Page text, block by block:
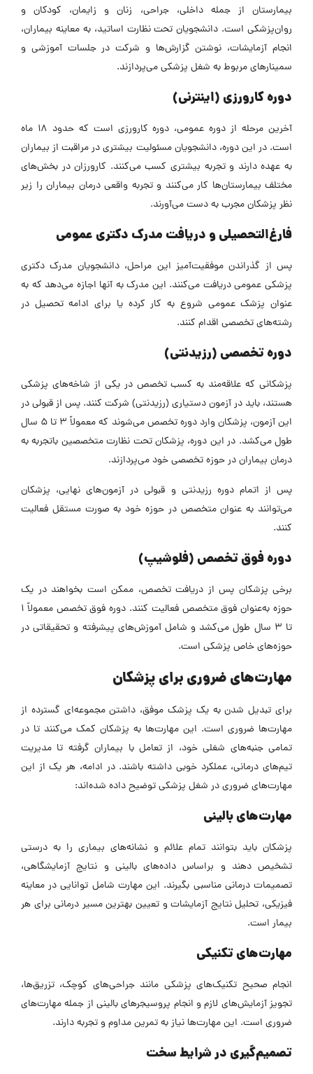
بیمارستان از جمله داخلی، جراحی، زنان و زایمان، کودکان و
روان‌پزشکی است. دانشجویان تحت نظارت اساتید، به معاینه بیماران،
انجام آزمایشات، نوشتن گزارش‌ها و شرکت در جلسات آموزشی و
سمینارهای مربوط به شغل پزشکی می‌پردازند.
دوره کارورزی (اینترنی)
آخرین مرحله از دوره عمومی، دوره کارورزی است که حدود 18 ماه
است. در این دوره، دانشجویان مسئولیت بیشتری در مراقبت از بیماران
به عهده دارند و تجربه بیشتری کسب می‌کنند. کارورزان در بخش‌های
مختلف بیمارستان‌ها کار می‌کنند و تجربه واقعی درمان بیماران را زیر
نظر پزشکان مجرب به دست می‌آورند.
فارغ‌التحصیلی و دریافت مدرک دکتری عمومی
پس از گذراندن موفقیت‌آمیز این مراحل، دانشجویان مدرک دکتری
پزشکی عمومی دریافت می‌کنند. این مدرک به آنها اجازه می‌دهد که به
عنوان پزشک عمومی شروع به کار کرده یا برای ادامه تحصیل در
رشته‌های تخصصی اقدام کنند.
دوره تخصصی (رزیدنتی)
پزشکانی که علاقه‌مند به کسب تخصص در یکی از شاخه‌های پزشکی
هستند، باید در آزمون دستیاری (رزیدنتی) شرکت کنند. پس از قبولی در
این آزمون، پزشکان وارد دوره تخصص می‌شوند که معمولاً 3 تا 5 سال
طول می‌کشد. در این دوره، پزشکان تحت نظارت متخصصین باتجربه به
درمان بیماران در حوزه تخصصی خود می‌پردازند.
پس از اتمام دوره رزیدنتی و قبولی در آزمون‌های نهایی، پزشکان
می‌توانند به عنوان متخصص در حوزه خود به صورت مستقل فعالیت
کنند.
دوره فوق تخصص (فلوشیپ)
برخی پزشکان پس از دریافت تخصص، ممکن است بخواهند در یک
حوزه به‌عنوان فوق متخصص فعالیت کنند. دوره فوق تخصص معمولاً 1
تا 3 سال طول می‌کشد و شامل آموزش‌های پیشرفته و تحقیقاتی در
حوزه‌های خاص پزشکی است.
مهارت‌های ضروری برای پزشکان
برای تبدیل شدن به یک پزشک موفق، داشتن مجموعه‌ای گسترده از
مهارت‌ها ضروری است. این مهارت‌ها به پزشکان کمک می‌کنند تا در
تمامی جنبه‌های شغلی خود، از تعامل با بیماران گرفته تا مدیریت
تیم‌های درمانی، عملکرد خوبی داشته باشند. در ادامه، هر یک از این
مهارت‌های ضروری در شغل پزشکی توضیح داده شده‌اند:
مهارت‌های بالینی
پزشکان باید بتوانند تمام علائم و نشانه‌های بیماری را به درستی
تشخیص دهند و براساس داده‌های بالینی و نتایج آزمایشگاهی،
تصمیمات درمانی مناسبی بگیرند. این مهارت شامل توانایی در معاینه
فیزیکی، تحلیل نتایج آزمایشات و تعیین بهترین مسیر درمانی برای هر
بیمار است.
مهارت‌های تکنیکی
انجام صحیح تکنیک‌های پزشکی مانند جراحی‌های کوچک، تزریق‌ها،
تجویز آزمایش‌های لازم و انجام پروسیجرهای بالینی از جمله مهارت‌های
ضروری است. این مهارت‌ها نیاز به تمرین مداوم و تجربه دارند.
تصمیم‌گیری در شرایط سخت